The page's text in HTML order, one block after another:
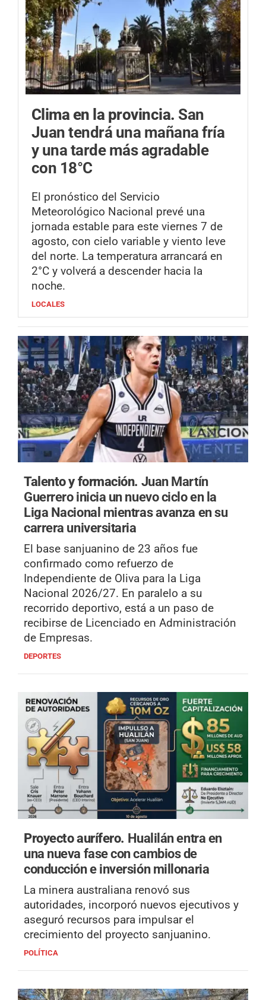
Clima en la provincia. San
Juan tendrá una mañana fría
y una tarde más agradable
con 18°C
El pronóstico del Servicio
Meteorológico Nacional prevé una
jornada estable para este viernes 7 de
agosto, con cielo variable y viento leve
del norte. La temperatura arrancará en
2°C y volverá a descender hacia la
noche.
LOCALES
Talento y formación. Juan Martín
Guerrero inicia un nuevo ciclo en la
Liga Nacional mientras avanza en su
carrera universitaria
El base sanjuanino de 23 años fue
confirmado como refuerzo de
Independiente de Oliva para la Liga
Nacional 2026/27. En paralelo a su
recorrido deportivo, está a un paso de
recibirse de Licenciado en Administración
de Empresas.
DEPORTES
Proyecto aurífero. Hualilán entra en
una nueva fase con cambios de
conducción e inversión millonaria
La minera australiana renovó sus
autoridades, incorporó nuevos ejecutivos y
aseguró recursos para impulsar el
crecimiento del proyecto sanjuanino.
POLÍTICA